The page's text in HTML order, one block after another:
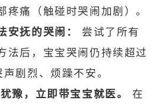
疼痛（触碰时哭闹加剧）。
安抚的哭闹：
尝试了所有
法后，宝宝哭闹仍持续超过
剧烈、烦躁不安。
豫，立即带宝宝就医。
在